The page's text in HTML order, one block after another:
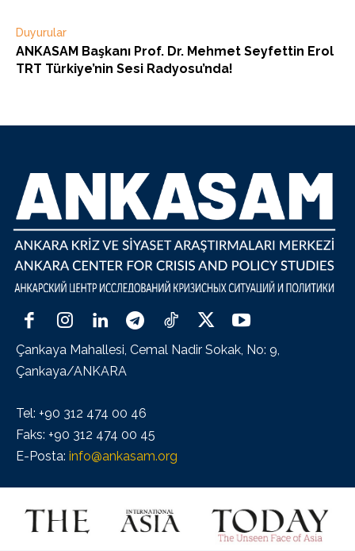
Duyurular
ANKASAM Başkanı Prof. Dr. Mehmet Seyfettin Erol
TRT Türkiye’nin Sesi Radyosu’nda!
Çankaya Mahallesi, Cemal Nadir Sokak, No: 9,
Çankaya/ANKARA
Tel: +90 312 474 00 46
Faks: +90 312 474 00 45
E-Posta: info@ankasam.org